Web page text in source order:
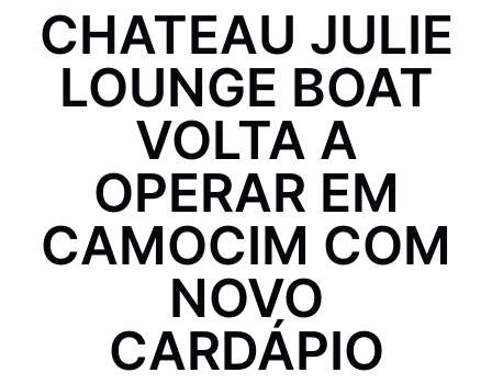
CHATEAU JULIE
LOUNGE BOAT
VOLTA A
OPERAR EM
CAMOCIM COM
NOVO
CARDÁPIO